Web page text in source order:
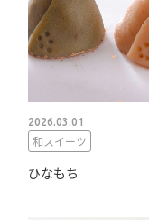
2026.03.01
和スイーツ
ひなもち